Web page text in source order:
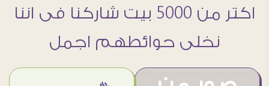
اكتر من 5000 بيت شاركنا فى اننا
نخلى حوائطهم اجمل